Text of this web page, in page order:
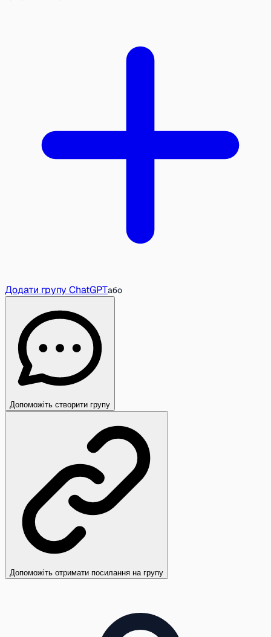
Додати групу ChatGPTабо
Допоможіть створити групу
Допоможіть отримати посилання на групу